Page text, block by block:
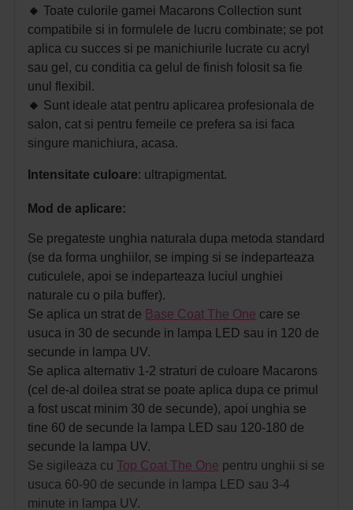
🔸 Toate culorile gamei Macarons Collection sunt
compatibile si in formulele de lucru combinate; se pot
aplica cu succes si pe manichiurile lucrate cu acryl
sau gel, cu conditia ca gelul de finish folosit sa fie
unul flexibil.
🔸 Sunt ideale atat pentru aplicarea profesionala de
salon, cat si pentru femeile ce prefera sa isi faca
singure manichiura, acasa.
Intensitate culoare: ultrapigmentat.
Mod de aplicare:
Se pregateste unghia naturala dupa metoda standard
(se da forma unghiilor, se imping si se indeparteaza
cuticulele, apoi se indeparteaza luciul unghiei
naturale cu o pila buffer).
Se aplica un strat de Base Coat The One care se
usuca in 30 de secunde in lampa LED sau in 120 de
secunde in lampa UV.
Se aplica alternativ 1-2 straturi de culoare Macarons
(cel de-al doilea strat se poate aplica dupa ce primul
a fost uscat minim 30 de secunde), apoi unghia se
tine 60 de secunde la lampa LED sau 120-180 de
secunde la lampa UV.
Se sigileaza cu Top Coat The One pentru unghii si se
usuca 60-90 de secunde in lampa LED sau 3-4
minute in lampa UV.